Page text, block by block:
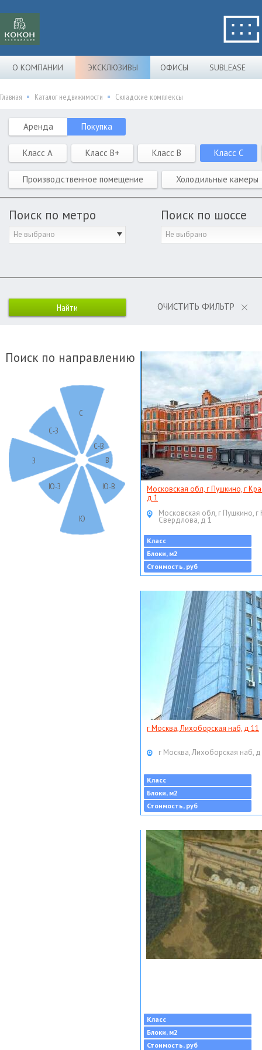
О КОМПАНИИ ЭКСКЛЮЗИВЫ ОФИСЫ SUBLEASE
Главная Каталог недвижимости Складские комплексы
Аренда Покупка
Класс A Класс B+ Класс B Класс C
Производственное помещение Холодильные камеры
Поиск по метро
Не выбрано
Поиск по шоссе
Не выбрано
ОЧИСТИТЬ ФИЛЬТР
Поиск по направлению
С
С-В
В
Ю-В
Ю
Ю-З
З
С-З
Московская обл, г Пушкино, г
д 1
Московская обл, г Пушкино, г
Свердлова, д 1
Класс
Блоки, м2
Стоимость, руб
г Москва, Лихоборская наб, д 11
г Москва, Лихоборская наб,
Класс
Блоки, м2
Стоимость, руб
Класс
Блоки, м2
Стоимость, руб